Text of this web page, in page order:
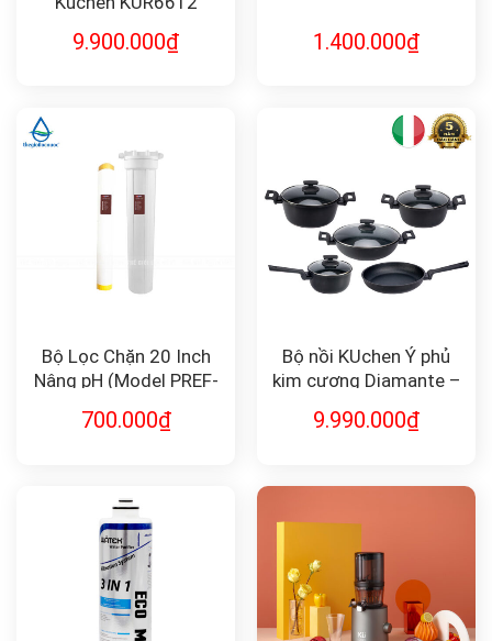
9.900.000₫ 1.400.000₫
Bộ Lọc Chặn 20 Inch
Nâng pH (Model PREF-
Nước Axit
700.000₫
Bộ nồi KUchen Ý phủ
kim cương Diamante –
9.990.000₫